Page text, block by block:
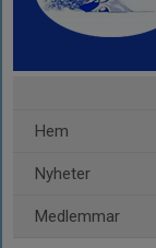
Hem
Nyheter
Medlemmar